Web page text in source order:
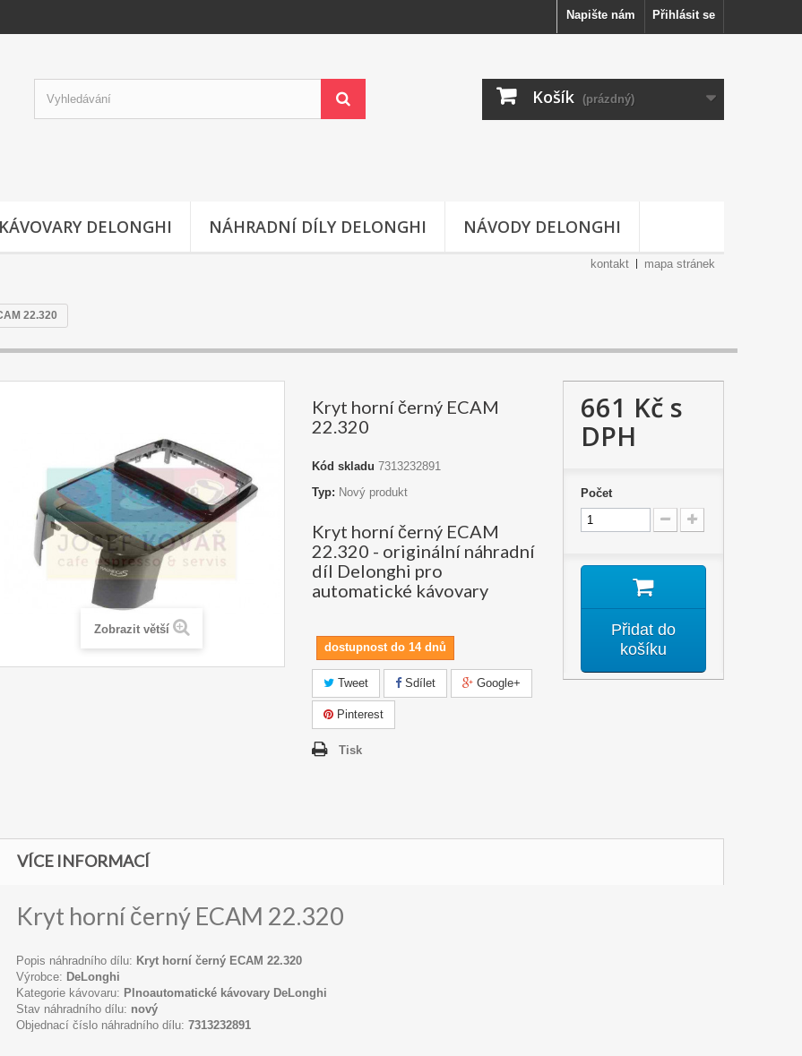
Přihlásit se
Napište nám
Košík (prázdný)
KÁVOVARY DELONGHI NÁHRADNÍ DÍLY DELONGHI NÁVODY DELONGHI
kontakt mapa stránek
22.320
Zobrazit větší
Kryt horní černý ECAM
22.320
Kód skladu 7313232891
Typ: Nový produkt
Kryt horní černý ECAM
22.320 - originální náhradní
díl Delonghi pro
automatické kávovary
dostupnost do 14 dnů
Tweet Sdílet Google+
Pinterest
Tisk
661 Kčs
DPH
Počet
Přidat do
košíku
VÍCE INFORMACÍ
Kryt horní černý ECAM 22.320
Popis náhradního dílu: Kryt horní černý ECAM 22.320
Výrobce: DeLonghi
Kategorie kávovaru: Plnoautomatické kávovary DeLonghi
Stav náhradního dílu: nový
Objednací číslo náhradního dílu: 7313232891